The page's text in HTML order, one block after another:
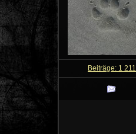
Beiträge: 1 211